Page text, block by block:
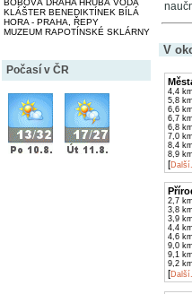
KLÁŠTER BENEDIKTÍNEK BÍLÁ
HORA - PRAHA, ŘEPY
MUZEUM RAPOTÍNSKÉ SKLÁRNY
Počasí v ČR
V
4,4 km
5,8 km
6,6 km
6,7 km
6,8 km
7,0 km
8,4 km
8,9 km
[
2,7 km
3,8 km
3,9 km
4,4 km
4,6 km
9,0 km
9,1 km
9,2 km
[